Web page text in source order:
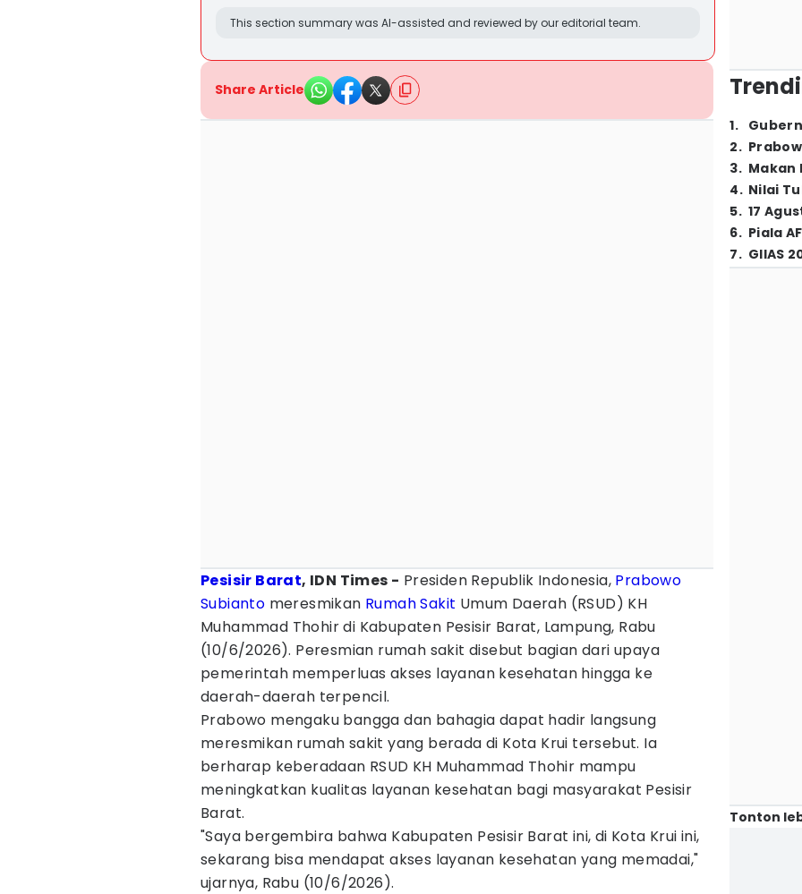
This section summary was AI-assisted and reviewed by our editorial team.
Share Article
Pesisir Barat, IDN Times - Presiden Republik Indonesia, Prabowo
Subianto meresmikan Rumah Sakit Umum Daerah (RSUD) KH
Muhammad Thohir di Kabupaten Pesisir Barat, Lampung, Rabu
(10/6/2026). Peresmian rumah sakit disebut bagian dari upaya
pemerintah memperluas akses layanan kesehatan hingga ke
daerah-daerah terpencil.
Prabowo mengaku bangga dan bahagia dapat hadir langsung
meresmikan rumah sakit yang berada di Kota Krui tersebut. Ia
berharap keberadaan RSUD KH Muhammad Thohir mampu
meningkatkan kualitas layanan kesehatan bagi masyarakat Pesisir
Barat.
"Saya bergembira bahwa Kabupaten Pesisir Barat ini, di Kota Krui ini,
sekarang bisa mendapat akses layanan kesehatan yang memadai,"
ujarnya, Rabu (10/6/2026).
1.
2.
3. Makan
4. Nilai
5. 17
6. Piala
7. GIIAS
Tonton